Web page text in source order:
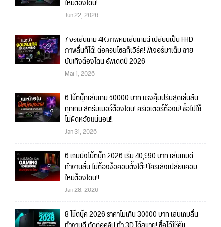
ใหม่ต้องโดน!
Jun 22, 2026
7 จอเล่นเกม 4K ภาพคมเล่นเกมดี เปลี่ยนเป็น FHD
ภาพลื่นก็ได้! ต่อคอนโซลก็เวิร์ค! ฟีเจอร์มาเต็ม สาย
บันเทิงต้องโดน อัพเดตปี 2026
Mar 1, 2026
6 โน้ตบุ๊กเล่นเกม 50000 บาท แรงคุ้มปรับสุดเล่นลื่น
ทุกเกม สตรีมเมอร์ต้องโดน! ครีเอเตอร์ต้องมี! ซื้อไปใช้
ไม่ผิดหวังแน่นอน!!
Jan 31, 2026
6 เกมมิ่งโน้ตบุ๊ก 2026 เริ่ม 40,990 บาท เล่นเกมดี
ทำงานลื่น ไม่ต้องง้อคอมตั้งโต๊ะ! ใครเล็งเปลี่ยนคอม
ใหม่ต้องโดน!!
Jan 28, 2026
8 โน๊ตบุ๊ค 2026 ราคาไม่เกิน 30000 บาท เล่นเกมลื่น